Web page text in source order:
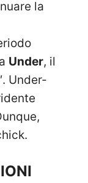
la
Under, il
Under-